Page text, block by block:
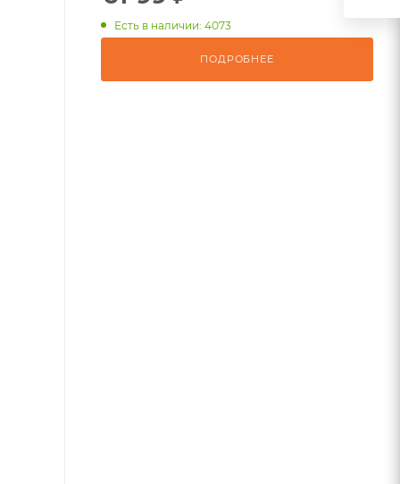
Есть в наличии: 4073
ПОДРОБНЕЕ